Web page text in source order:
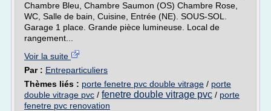
Chambre Bleu, Chambre Saumon (OS) Chambre Rose,
WC, Salle de bain, Cuisine, Entrée (NE). SOUS-SOL.
Garage 1 place. Grande pièce lumineuse. Local de
rangement...
Voir la suite
Par : Entreparticuliers
Thèmes liés : porte fenetre pvc double vitrage / porte
double vitrage pvc / fenetre double vitrage pvc / porte
fenetre pvc renovation